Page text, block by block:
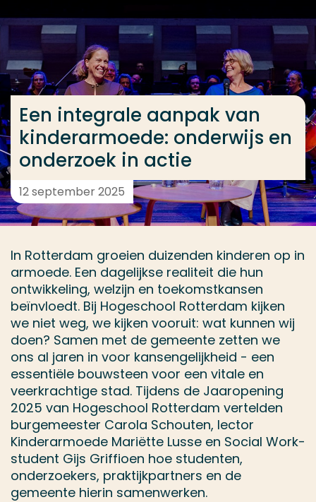
... > Een integrale aanpak van kinderarmoede:
Een integrale aanpak van
kinderarmoede: onderwijs en
onderzoek in actie
12 september 2025
In Rotterdam groeien duizenden kinderen op in
armoede. Een dagelijkse realiteit die hun
ontwikkeling, welzijn en toekomstkansen
beïnvloedt. Bij Hogeschool Rotterdam kijken
we niet weg, we kijken vooruit: wat kunnen wij
doen? Samen met de gemeente zetten we
ons al jaren in voor kansengelijkheid - een
essentiële bouwsteen voor een vitale en
veerkrachtige stad. Tijdens de Jaaropening
2025 van Hogeschool Rotterdam vertelden
burgemeester Carola Schouten, lector
Kinderarmoede Mariëtte Lusse en Social Work-
student Gijs Griffioen hoe studenten,
onderzoekers, praktijkpartners en de
gemeente hierin samenwerken.
Veel gezocht
Opleiding
Contact